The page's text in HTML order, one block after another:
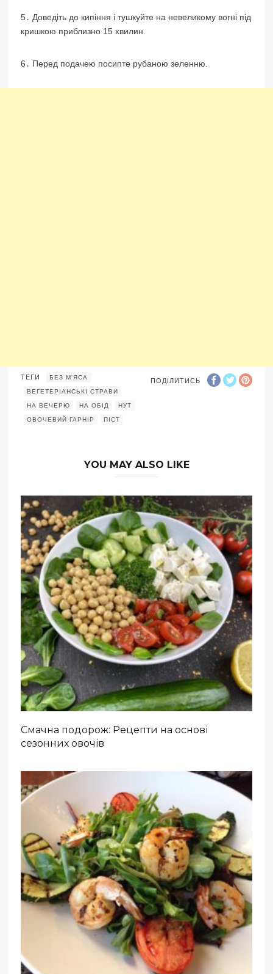
5․ Доведіть до кипіння і тушкуйте на невеликому вогні під
кришкою приблизно 15 хвилин.
6․ Перед подачею посипте рубаною зеленню.
ПОДІЛИТИСЬ
ТЕГИ БЕЗ М'ЯСА
ВЕГЕТЕРІАНСЬКІ СТРАВИ
НА ВЕЧЕРЮ НА ОБІД НУТ
ОВОЧЕВИЙ ГАРНІР ПІСТ
YOU MAY ALSO LIKE
Смачна подорож: Рецепти на основі
сезонних овочів